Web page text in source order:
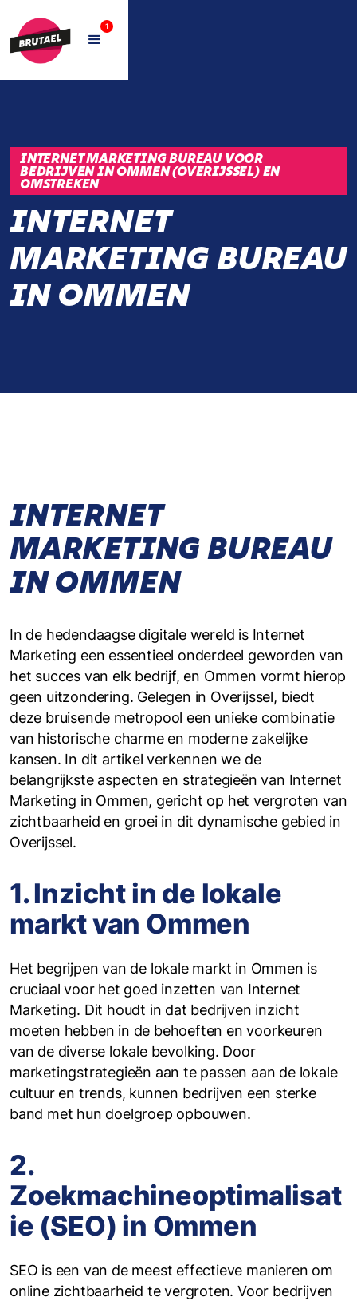
1
INTERNET MARKETING BUREAU VOOR
BEDRIJVEN IN OMMEN (OVERIJSSEL) EN
OMSTREKEN
INTERNET
MARKETING BUREAU
IN OMMEN
INTERNET
MARKETING BUREAU
IN OMMEN
In de hedendaagse digitale wereld is Internet
Marketing een essentieel onderdeel geworden van
het succes van elk bedrijf, en Ommen vormt hierop
geen uitzondering. Gelegen in Overijssel, biedt
deze bruisende metropool een unieke combinatie
van historische charme en moderne zakelijke
kansen. In dit artikel verkennen we de
belangrijkste aspecten en strategieën van Internet
Marketing in Ommen, gericht op het vergroten van
zichtbaarheid en groei in dit dynamische gebied in
Overijssel.
1. Inzicht in de lokale
markt van Ommen
Het begrijpen van de lokale markt in Ommen is
cruciaal voor het goed inzetten van Internet
Marketing. Dit houdt in dat bedrijven inzicht
moeten hebben in de behoeften en voorkeuren
van de diverse lokale bevolking. Door
marketingstrategieën aan te passen aan de lokale
cultuur en trends, kunnen bedrijven een sterke
band met hun doelgroep opbouwen.
2.
Zoekmachineoptimalisat
ie (SEO) in Ommen
SEO is een van de meest effectieve manieren om
online zichtbaarheid te vergroten. Voor bedrijven